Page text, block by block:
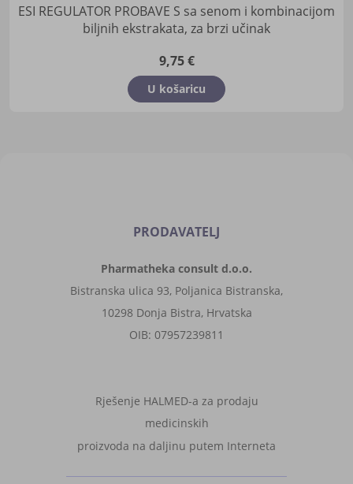
ESI REGULATOR PROBAVE S sa senom i kombinacijom
biljnih ekstrakata, za brzi učinak
9,75 €
U košaricu
PRODAVATELJ
Pharmatheka consult d.o.o.
Bistranska ulica 93, Poljanica Bistranska,
10298 Donja Bistra, Hrvatska
OIB: 07957239811
Rješenje HALMED-a za prodaju
medicinskih
proizvoda na daljinu putem Interneta